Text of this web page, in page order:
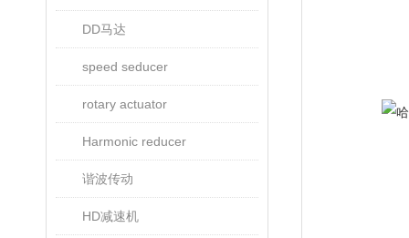
DD马达
speed seducer
rotary actuator
Harmonic reducer
谐波传动
HD减速机